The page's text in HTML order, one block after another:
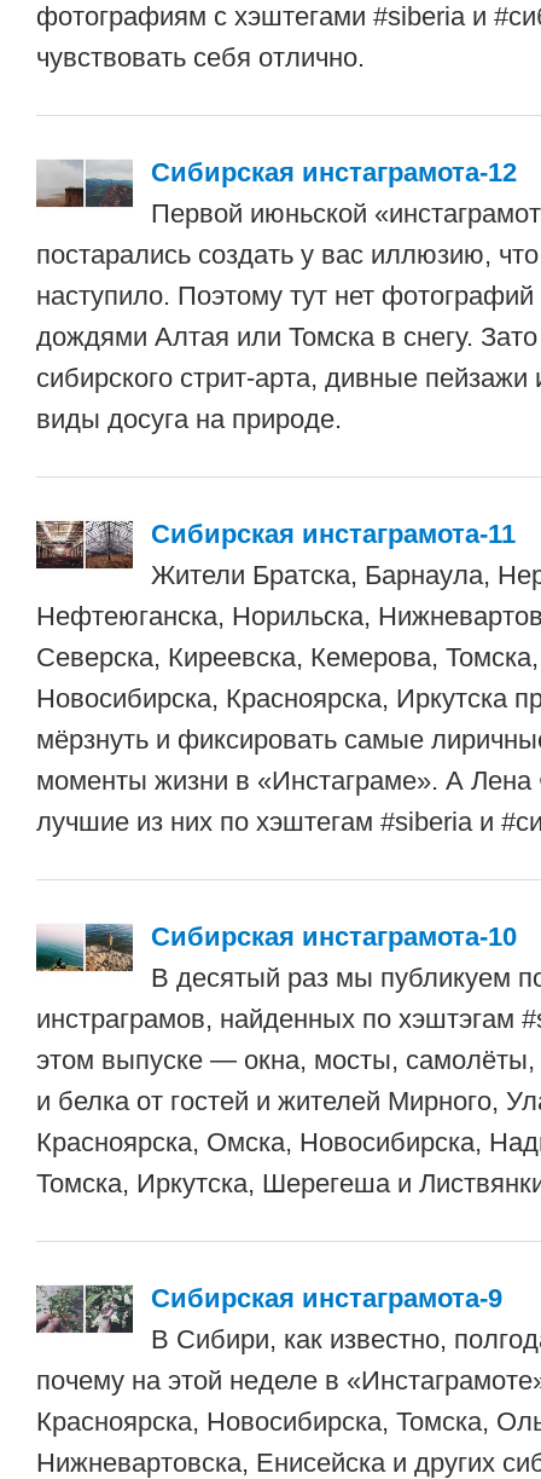
фотографиям с хэштегами #siberia и
чувствовать себя отлично.
Сибирская инстаграмота-12
Первой июньской
постарались создать у вас иллюзию,
наступило. Поэтому тут нет фотографий
дождями Алтая или Томска в снегу. Зато
сибирского стрит-арта, дивные пейзажи
виды досуга на природе.
Сибирская инстаграмота-11
Жители Братска, Барнаула,
Нефтеюганска, Норильска,
Северска, Киреевска, Кемерова,
Новосибирска, Красноярска, Иркутска
мёрзнуть и фиксировать самые
моменты жизни в «Инстаграме». А Лена
лучшие из них по хэштегам #siberia и
Сибирская инстаграмота-10
В десятый раз мы публикуем
инстраграмов, найденных по хэштэгам
этом выпуске — окна, мосты,
и белка от гостей и жителей Мирного,
Красноярска, Омска, Новосибирска,
Томска, Иркутска, Шерегеша и
Сибирская инстаграмота-9
В Сибири, как известно,
почему на этой неделе в
Красноярска, Новосибирска, Томска,
Нижневартовска, Енисейска и других